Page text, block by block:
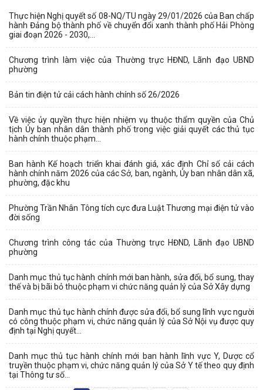
Thực hiện Nghị quyết số 08-NQ/TU ngày 29/01/2026 của Ban chấp
hành Đảng bộ thành phố về chuyển đổi xanh thành phố Hải Phòng
giai đoạn 2026 - 2030,...
Chương trình làm việc của Thường trực HĐND, Lãnh đạo UBND
phường
Bản tin điện tử cải cách hành chính số 26/2026
Về việc ủy quyền thực hiện nhiệm vụ thuộc thẩm quyền của Chủ
tịch Ủy ban nhân dân thành phố trong việc giải quyết các thủ tục
hành chính thuộc phạm...
Ban hành Kế hoạch triển khai đánh giá, xác định Chỉ số cải cách
hành chính năm 2026 của các Sở, ban, ngành, Ủy ban nhân dân xã,
phường, đặc khu
Phường Trần Nhân Tông tích cực đưa Luật Thương mại điện tử vào
đời sống
Chương trình công tác của Thường trực HĐND, Lãnh đạo UBND
phường
Danh mục thủ tục hành chính mới ban hành, sửa đổi, bổ sung, thay
thế và bị bãi bỏ thuộc phạm vi chức năng quản lý của Sở Xây dựng
Danh mục thủ tục hành chính được sửa đổi, bổ sung lĩnh vực người
có công thuộc phạm vi, chức năng quản lý của Sở Nội vụ được quy
định tại Nghị quyết...
Danh mục thủ tục hành chính mới ban hành lĩnh vực Y, Dược cổ
truyền thuộc phạm vi, chức năng quản lý của Sở Y tế theo quy định
tại Thông tư số...